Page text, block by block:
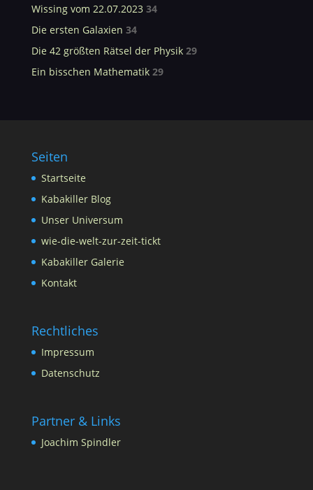
Wissing vom 22.07.2023 34
Die ersten Galaxien 34
Die 42 größten Rätsel der Physik 29
Ein bisschen Mathematik 29
Seiten
Startseite
Kabakiller Blog
Unser Universum
wie-die-welt-zur-zeit-tickt
Kabakiller Galerie
Kontakt
Rechtliches
Impressum
Datenschutz
Partner & Links
Joachim Spindler